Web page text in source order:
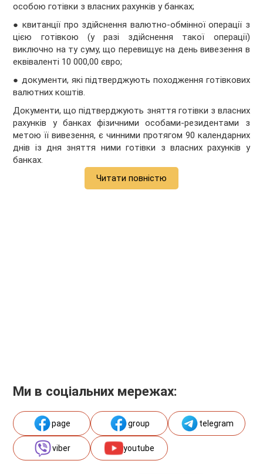
особою готівки з власних рахунків у банках;
● квитанції про здійснення валютно-обмінної операції з
цією готівкою (у разі здійснення такої операції)
виключно на ту суму, що перевищує на день вивезення в
еквіваленті 10 000,00 євро;
● документи, які підтверджують походження готівкових
валютних коштів.
Документи, що підтверджують зняття готівки з власних
рахунків у банках фізичними особами-резидентами з
метою її вивезення, є чинними протягом 90 календарних
днів із дня зняття ними готівки з власних рахунків у
банках.
Читати повністю
Ми в соціальних мережах:
page group telegram
viber youtube